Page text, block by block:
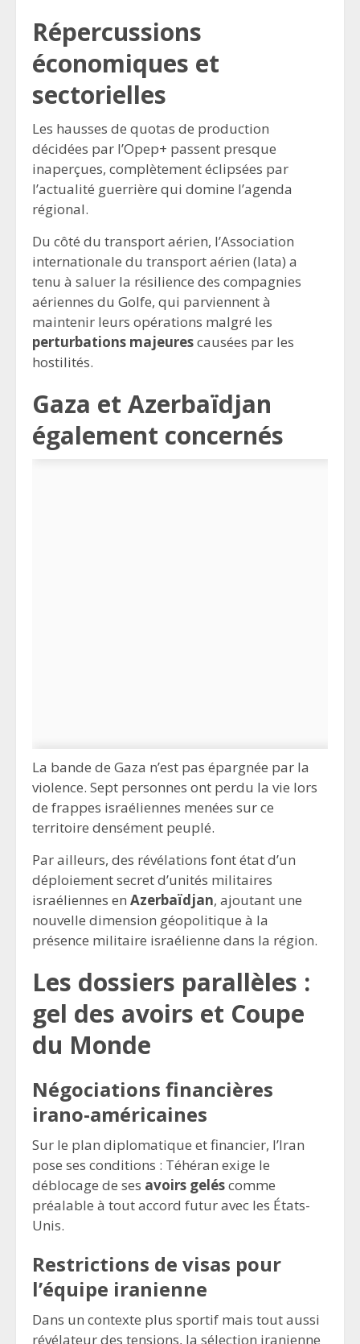
Répercussions
économiques et
sectorielles
Les hausses de quotas de production
décidées par l’Opep+ passent presque
inaperçues, complètement éclipsées par
l’actualité guerrière qui domine l’agenda
régional.
Du côté du transport aérien, l’Association
internationale du transport aérien (Iata) a
tenu à saluer la résilience des compagnies
aériennes du Golfe, qui parviennent à
maintenir leurs opérations malgré les
perturbations majeurescausées par les
hostilités.
Gaza et Azerbaïdjan
également concernés
La bande de Gaza n’est pas épargnée par la
violence. Sept personnes ont perdu la vie lors
de frappes israéliennes menées sur ce
territoire densément peuplé.
Par ailleurs, des révélations font état d’un
déploiement secret d’unités militaires
israéliennes en Azerbaïdjan, ajoutant une
nouvelle dimension géopolitique à la
présence militaire israélienne dans la région.
Les dossiers parallèles :
gel des avoirs et Coupe
du Monde
Négociations financières
irano-américaines
Sur le plan diplomatique et financier, l’Iran
pose ses conditions : Téhéran exige le
déblocage de ses avoirs geléscomme
préalable à tout accord futur avec les États-
Unis.
Restrictions de visas pour
l’équipe iranienne
Dans un contexte plus sportif mais tout aussi
révélateur des tensions, la sélection iranienne